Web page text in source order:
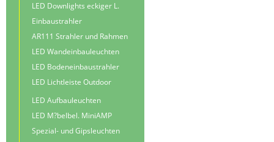
LED Downlights eckiger L.
Einbaustrahler
AR111 Strahler und Rahmen
LED Wandeinbauleuchten
LED Bodeneinbaustrahler
LED Lichtleiste Outdoor
LED Aufbauleuchten
LED M?belbel. MiniAMP
Spezial- und Gipsleuchten